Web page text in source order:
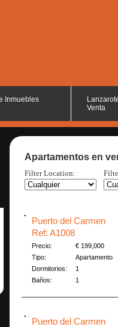
Inmuebles
Venta
Apartamentos en
Filter Location:
Puerto del Carmen
Ref: A1008
Precio:
€ 199,000
Tipo:
Apartamento
Dormitorios:
1
Baños:
1
Puerto del Carmen